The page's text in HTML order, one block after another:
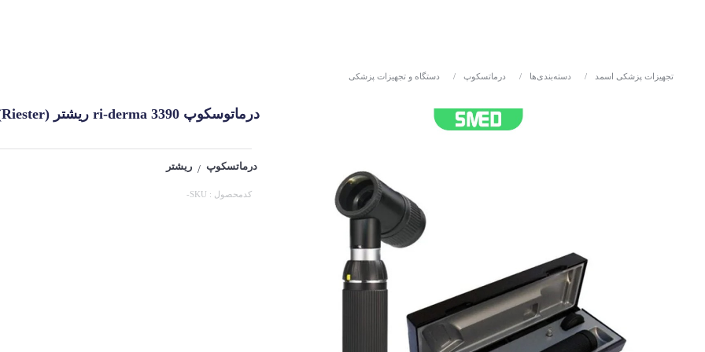
تجهیزات پزشکی اسمد / دسته‌بندی‌ها / درماتسکوپ / دستگاه و تجهیزات پزشکی
درماتوسکوپ ri-derma 3390 ریشتر (Riester)
درماتسکوپ / ریشتر
کدمحصول : SKU-